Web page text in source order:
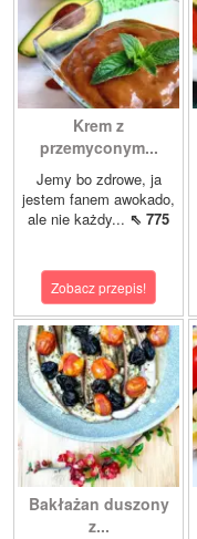
Krem z
przemyconym...
Jemy bo zdrowe, ja
jestem fanem awokado,
ale nie każdy... ⇖ 775
Zobacz przepis!
Bakłażan duszony
z...